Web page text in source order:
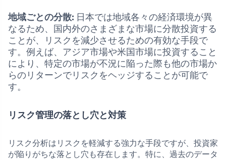
地域ごとの分散: 日本では地域各々の経済環境が異
なるため、国内外のさまざまな市場に分散投資する
ことが、リスクを減少させるための有効な手段で
す。例えば、アジア市場や米国市場に投資すること
により、特定の市場が不況に陥った際も他の市場か
らのリターンでリスクをヘッジすることが可能で
す。
リスク管理の落とし穴と対策
リスク分析はリスクを軽減する強力な手段ですが、投資家
が陥りがちな落とし穴も存在します。特に、過去のデータ